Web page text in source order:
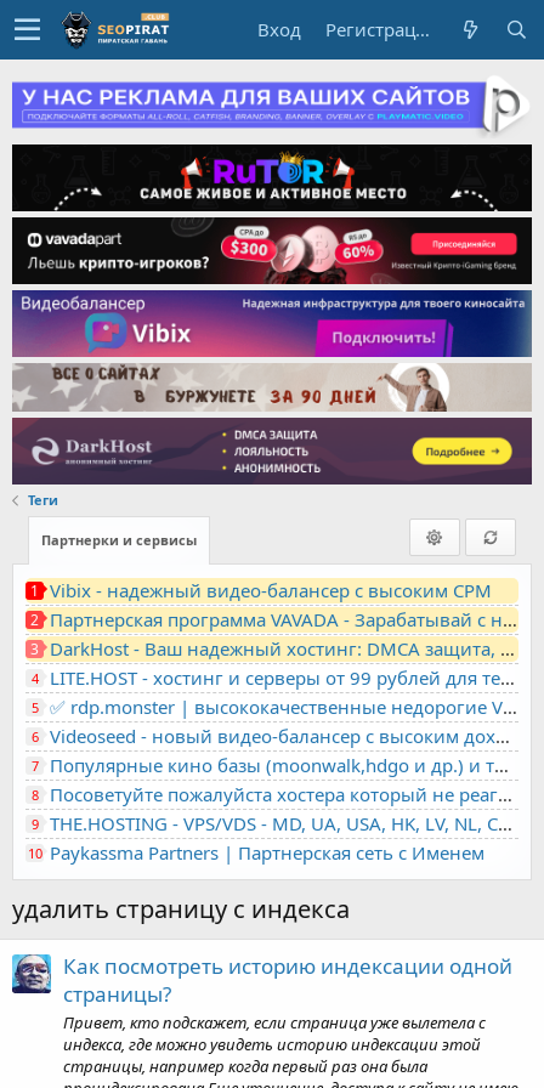
Вход Регистрация
Теги
Партнерки и сервисы
1 Vibix - надежный видео-балансер с высоким CPM
2 Партнерская программа VAVADA - Зарабатывай с нами!
3 DarkHost - Ваш надежный хостинг: DMCA защита, лояльность, анонимность
4 LITE.HOST - хостинг и серверы от 99 рублей для тех, кто любит не переплачивать. Доступ по SSH, поддержка PHP, GIT, COMPOSER, сертификаты Let's Encrypt
5 ✅ rdp.monster | высококачественные недорогие VPS, RDP - выделенные серверы
6 Videoseed - новый видео-балансер с высоким доходом
7 Популярные кино базы (moonwalk,hdgo и др.) и торренты в одном плеере для вашего сайта
8 Посоветуйте пожалуйста хостера который не реагирует на ркн
9 THE.HOSTING - VPS/VDS - MD, UA, USA, HK, LV, NL, CA, DE, SK, CZE, GB, IL, TR, PL, BG, RO, IT, FL, HU, PT.
10 Paykassma Partners | Партнерская сеть с Именем
удалить страницу с индекса
Как посмотреть историю индексации одной
страницы?
Привет, кто подскажет, если страница уже вылетела с
индекса, где можно увидеть историю индексации этой
страницы, например когда первый раз она была